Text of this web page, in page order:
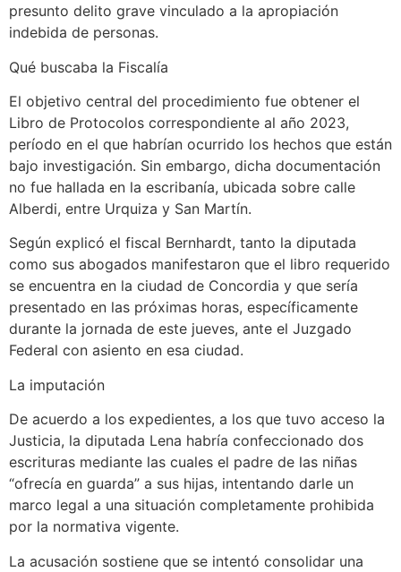
presunto delito grave vinculado a la apropiación
indebida de personas.
Qué buscaba la Fiscalía
El objetivo central del procedimiento fue obtener el
Libro de Protocolos correspondiente al año 2023,
período en el que habrían ocurrido los hechos que están
bajo investigación. Sin embargo, dicha documentación
no fue hallada en la escribanía, ubicada sobre calle
Alberdi, entre Urquiza y San Martín.
Según explicó el fiscal Bernhardt, tanto la diputada
como sus abogados manifestaron que el libro requerido
se encuentra en la ciudad de Concordia y que sería
presentado en las próximas horas, específicamente
durante la jornada de este jueves, ante el Juzgado
Federal con asiento en esa ciudad.
La imputación
De acuerdo a los expedientes, a los que tuvo acceso la
Justicia, la diputada Lena habría confeccionado dos
escrituras mediante las cuales el padre de las niñas
“ofrecía en guarda” a sus hijas, intentando darle un
marco legal a una situación completamente prohibida
por la normativa vigente.
La acusación sostiene que se intentó consolidar una